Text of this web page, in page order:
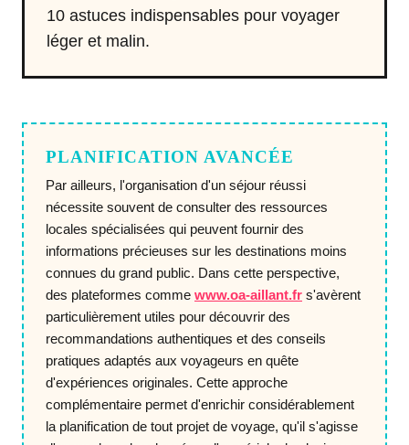
10 astuces indispensables pour voyager
léger et malin.
PLANIFICATION AVANCÉE
Par ailleurs, l'organisation d'un séjour réussi
nécessite souvent de consulter des ressources
locales spécialisées qui peuvent fournir des
informations précieuses sur les destinations moins
connues du grand public. Dans cette perspective,
des plateformes comme www.oa-aillant.fr s'avèrent
particulièrement utiles pour découvrir des
recommandations authentiques et des conseils
pratiques adaptés aux voyageurs en quête
d'expériences originales. Cette approche
complémentaire permet d'enrichir considérablement
la planification de tout projet de voyage, qu'il s'agisse